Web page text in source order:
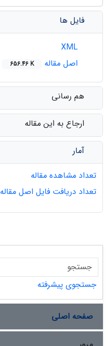
فایل ها
اصل مقاله
656.46 K
هم رسانی
ارجاع به این مقاله
آمار
تعداد مشاهده مقاله
تعداد دریافت فایل اصل مقاله
جستجوی پیشرفته
صفحه اصلی